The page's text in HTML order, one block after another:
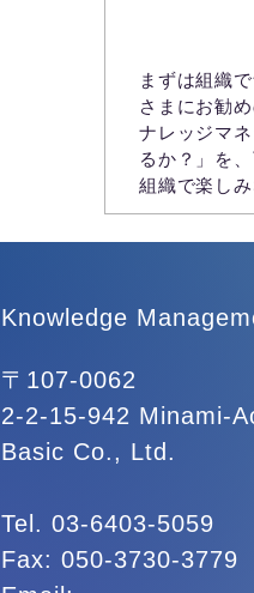
まずは組織
さまにお勧
ナレッジマ
るか？」を
組織で楽し
Knowledge
〒107-0062
2-2-15-942 Minami-
Basic Co., Ltd.
Tel. 03-6403-5059
Fax: 050-3730-3779